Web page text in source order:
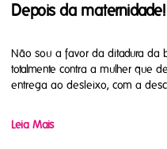
Depois da maternidade!
Não sou a favor da ditadura da
totalmente contra a mulher que
entrega ao desleixo, com a
Leia Mais